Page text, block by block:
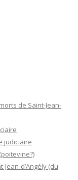
de Saint-Jean-
judiciaire
d’Angély (du